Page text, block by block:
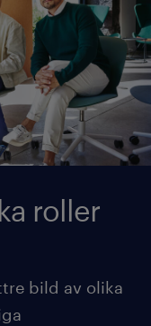
roller
bild av olika